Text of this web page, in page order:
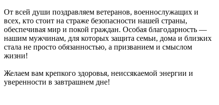
От всей души поздравляем ветеранов, военнослужащих и
всех, кто стоит на страже безопасности нашей страны,
обеспечивая мир и покой граждан. Особая благодарность —
нашим мужчинам, для которых защита семьи, дома и близких
стала не просто обязанностью, а призванием и смыслом
жизни!
Желаем вам крепкого здоровья, неиссякаемой энергии и
уверенности в завтрашнем дне!